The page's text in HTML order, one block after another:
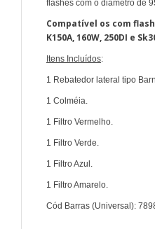
flashes com o diâmetro de
Compatível os com
K150A, 160W, 250DI e
Itens Incluídos:
1 Rebatedor lateral tipo
1 Colméia.
1 Filtro Vermelho.
1 Filtro Verde.
1 Filtro Azul.
1 Filtro Amarelo.
Cód Barras (Universal):